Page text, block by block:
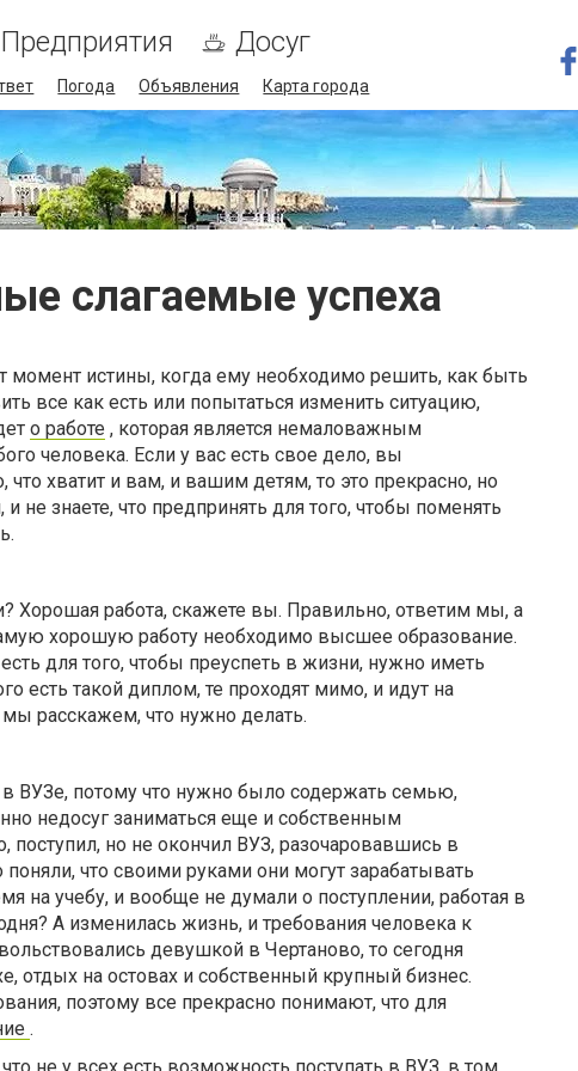
Предприятия Досуг
Погода Объявления Карта города
слагаемые успеха
момент истины, когда ему необходимо решить, как быть
все как есть или попытаться изменить ситуацию,
о работе , которая является немаловажным
человека. Если у вас есть свое дело, вы
что хватит и вам, и вашим детям, то это прекрасно, но
не знаете, что предпринять для того, чтобы поменять
Хорошая работа, скажете вы. Правильно, ответим мы, а
хорошую работу необходимо высшее образование.
для того, чтобы преуспеть в жизни, нужно иметь
есть такой диплом, те проходят мимо, и идут на
мы расскажем, что нужно делать.
ВУЗе, потому что нужно было содержать семью,
недосуг заниматься еще и собственным
но не окончил ВУЗ, разочаровавшись в
что своими руками они могут зарабатывать
на учебу, и вообще не думали о поступлении, работая в
А изменилась жизнь, и требования человека к
девушкой в Чертаново, то сегодня
отдых на остовах и собственный крупный бизнес.
поэтому все прекрасно понимают, что для
.